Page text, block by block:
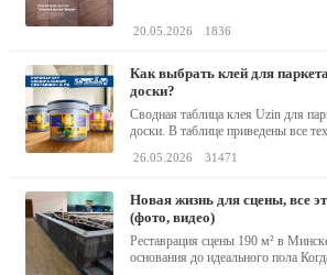
20.05.2026 1836
как выбрать клей для паркета или паркетной
доски?
Сводная таблица клея Uzin для
доски. В таблице приведены все
26.05.2026 31471
новая жизнь для сцены, все этапы паркетных работ
(фото, видео)
Реставрация сцены 190 м² в
основания до идеального пола